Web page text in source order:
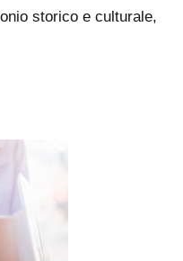
storico e culturale,